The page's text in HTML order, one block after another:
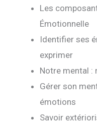
Les
Émotionnelle
Identifier ses
exprimer
Notre mental :
Gérer son
émotions
Savoir